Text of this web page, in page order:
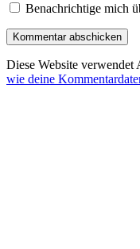
Benachrichtige mich
Diese Website verwendet
wie deine